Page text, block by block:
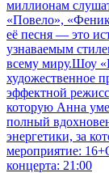
миллионам
«Повело»,
её песня — это
узнаваемым
всему миру.Шоу
художественное
эффектной
которую Анна
полный
энергетики, за
мероприятие:
концерта: 21:00